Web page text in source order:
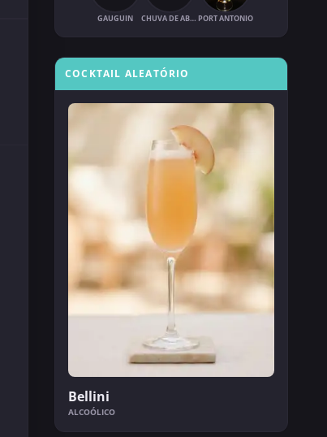
GAUGUIN CHUVA DE ABRIL PORT ANTONIO
COCKTAIL ALEATÓRIO
Bellini
ALCOÓLICO